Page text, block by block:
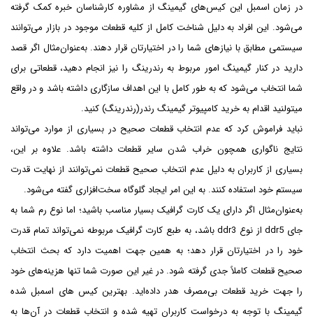
در زمان اسمبل این کیس‌های گیمینگ از مشاوره کارشناسان خبره کمک گرفته
می‌شود. این افراد به دلیل شناخت کامل از کلیه قطعات موجود در بازار می‌توانند
سیستمی مطابق با نیازهای شما را در اختیارتان قرار دهند. به‌عنوان‌مثال اگر قصد
دارید در کنار گیمینگ امور مربوط به رندرینگ را نیز انجام دهید،‌ قطعاتی برای
شما انتخاب می‌شود که به طور کامل با این اهداف سازگاری داشته باشد و در واقع
می­تولنید اقدام به خرید کامپیوتر گیمینگ رندر(رندرینگ) کنید.
نباید فراموش کرد که عدم انتخاب قطعات صحیح در بسیاری از موارد می‌تواند
نتایج ناگواری همچون خراب شدن سایر قطعات داشته باشد. علاوه بر این،
بسیاری از کاربران به دلیل عدم انتخاب صحیح قطعات نمی‌توانند از نهایت قدرت
سیستم خود استفاده کنند. به این امر ایجاد گلوگاه سخت‌افزاری گفته می‌شود.
به‌عنوان‌مثال اگر دارای یک کارت گرافیک بسیار مناسب باشید؛ اما نوع رم شما به
جای ddr5 از نوع ddr3 باشد، به طبع کارت گرافیک مربوطه نمی‌تواند تمام قدرت
خود را در اختیارتان قرار دهد؛ به همین جهت اهمیت دارد که بحث انتخاب
صحیح قطعات کاملاً جدی گرفته شود. در غیر این صورت شما تنها هزینه‌های خود
را جهت خرید قطعات بی‌مصرف هدر داده‌اید. بهترین کیس های اسمبل شده
گیمینگ با توجه به درخواست کاربران تهیه شده و انتخاب قطعات در آن‌ها به